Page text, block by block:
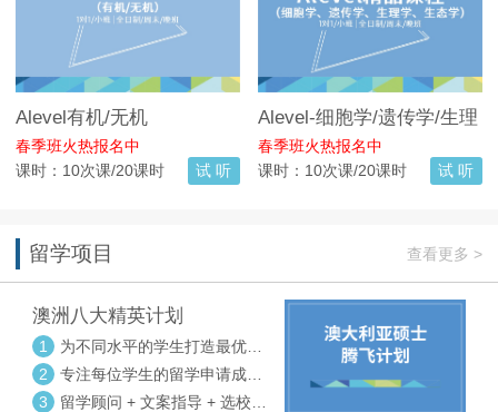
Alevel有机/无机
春季班火热报名中
课时：10次课/20课时
试 听
Alevel-细胞学/遗传学/生理
学/生态学
春季班火热报名中
课时：10次课/20课时
试 听
留学项目 查看更多 >
澳洲八大精英计划
1
为不同水平的学生打造最优选
校方案
2
专注每位学生的留学申请成功
率
3
留学顾问 + 文案指导 + 选校申